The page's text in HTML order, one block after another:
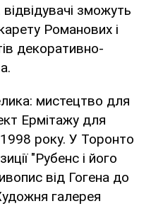
зможуть
Романових і
декоративно-
мистецтво для
Ермітажу для
1998 року. У Торонто
"Рубенс і його
від Гогена до
галерея